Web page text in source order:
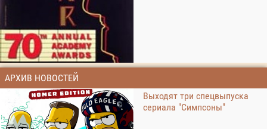
АРХИВ НОВОСТЕЙ
Выходят три спецвыпуска
сериала "Симпсоны"